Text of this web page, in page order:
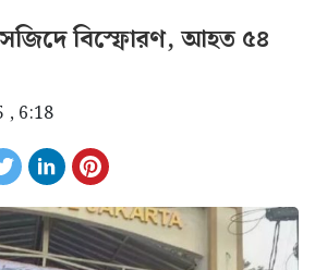
বিস্ফোরণ, আহত ৫৪
, 6:18